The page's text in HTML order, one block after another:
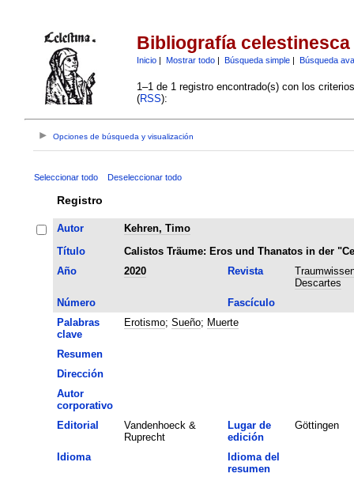
Bibliografía celestinesca
Inicio| Mostrar todo| Búsqueda simple| Búsqueda
1–1 de 1 registro encontrado(s) con los
(RSS):
Opciones de búsqueda y visualización
Seleccionar todo Deseleccionar todo
Registro
Autor
Kehren, Timo
Título
Calistos Träume: Eros und Thanatos in der
Año
2020 Revista
Descartes
Número
Fascículo
Palabras
clave
Erotismo; Sueño; Muerte
Resumen
Dirección
Autor
corporativo
Editorial
Vandenhoeck &
Ruprecht
Lugar de
edición
Göttingen
Idioma
Idioma del
resumen